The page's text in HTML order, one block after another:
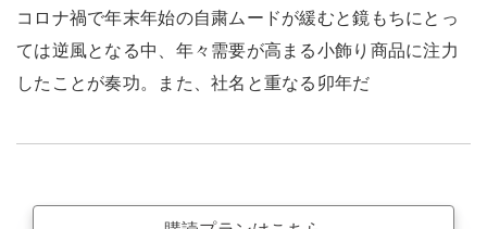
コロナ禍で年末年始の自粛ムードが緩むと鏡もちにとっ
ては逆風となる中、年々需要が高まる小飾り商品に注力
したことが奏功。また、社名と重なる卯年だ